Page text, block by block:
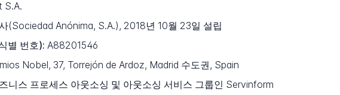
S.A.
(Sociedad Anónima, S.A.), 2018년 10월 23일 설립
별 번호): A88201546
Nobel, 37, Torrejón de Ardoz, Madrid 수도권, Spain
니스 프로세스 아웃소싱 및 아웃소싱 서비스 그룹인 Servinform